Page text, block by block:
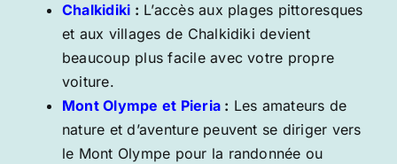
Chalkidiki : L’accès aux plages pittoresques
et aux villages de Chalkidiki devient
beaucoup plus facile avec votre propre
voiture.
Mont Olympe et Pieria : Les amateurs de
nature et d’aventure peuvent se diriger vers
le Mont Olympe pour la randonnée ou